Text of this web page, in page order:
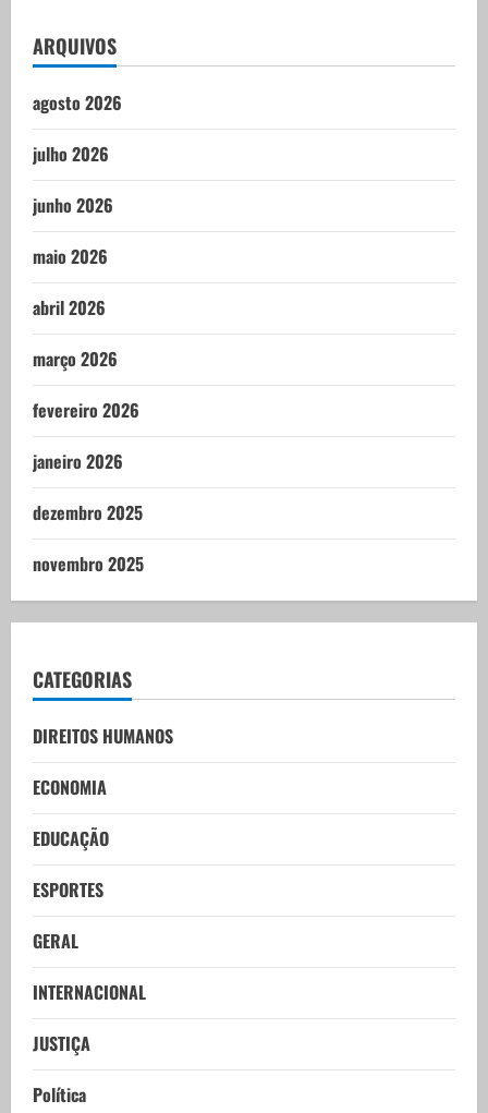
ARQUIVOS
agosto 2026
julho 2026
junho 2026
maio 2026
abril 2026
março 2026
fevereiro 2026
janeiro 2026
dezembro 2025
novembro 2025
CATEGORIAS
DIREITOS HUMANOS
ECONOMIA
EDUCAÇÃO
ESPORTES
GERAL
INTERNACIONAL
JUSTIÇA
Política